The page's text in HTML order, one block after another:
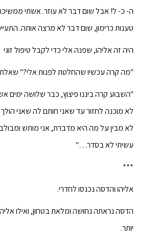
ה- כ- ל! אבל שום דבר לא עוזר. אשתי ממשיכה
טענות כרימון, שום דבר לא מרצה אותה.
היה זה אליהו, שפנה אלי כדי לקבל טיפול זוגי
"מה קרה עכשיו שהחלטת לפנות אלי?"
"השבוע קרה ביננו פיצוץ, כבר שלושה ימים
לא מוכנה לחזור עד שאני חותם לה שאני
לא מבין על מה היא מדברת, אני מותש
עשיתי לא בסדר…"
***
אליהו והדסה נכנסו לחדרי.
הדסה נראתה נחושה ומלאת בטחון, ואילו
יותר.